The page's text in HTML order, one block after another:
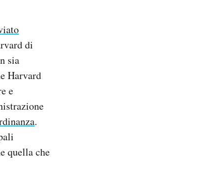
di
sia
Harvard
e
.
quella che